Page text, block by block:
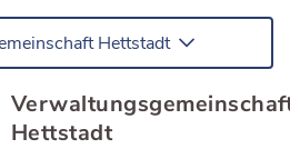
Hettstadt
Hettstadt